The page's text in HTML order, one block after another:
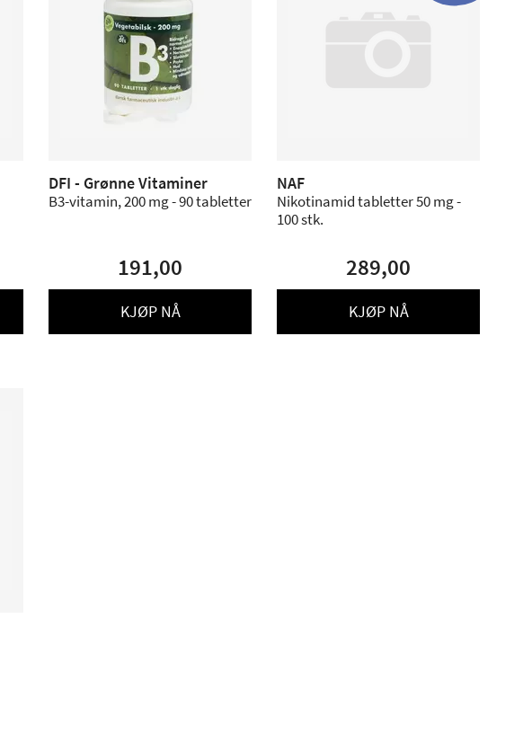
DFI - Grønne Vitaminer
B3-vitamin, 200 mg - 90 tabletter
191,00
KJØP NÅ
NAF
Nikotinamid tabletter 50 mg -
100 stk.
289,00
KJØP NÅ